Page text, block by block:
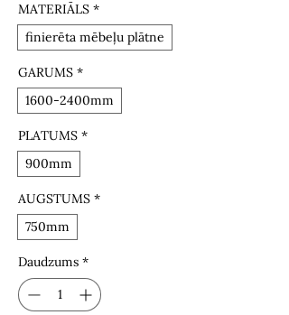
MATERIĀLS *
finierēta mēbeļu plātne
GARUMS *
1600-2400mm
PLATUMS *
900mm
AUGSTUMS *
750mm
Daudzums *